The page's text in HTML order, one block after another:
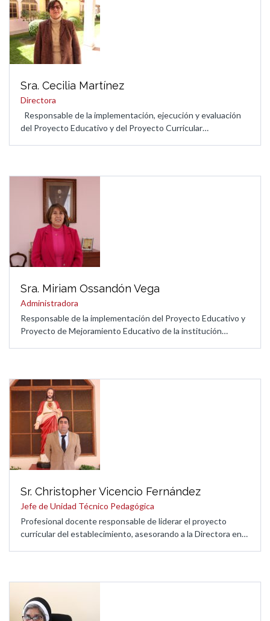
Sra. Cecilia Martínez
Directora
Responsable de la implementación, ejecución y evaluación
del Proyecto Educativo y del Proyecto Curricular…
Sra. Miriam Ossandón Vega
Administradora
Responsable de la implementación del Proyecto Educativo y
Proyecto de Mejoramiento Educativo de la institución…
Sr. Christopher Vicencio Fernández
Jefe de Unidad Técnico Pedagógica
Profesional docente responsable de liderar el proyecto
curricular del establecimiento, asesorando a la Directora en…